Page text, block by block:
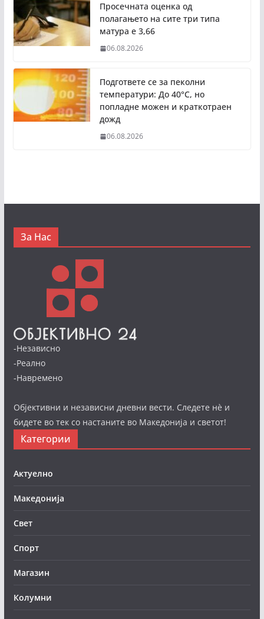
Просечната оценка од
полагањето на сите три типа
матура е 3,66
06.08.2026
Подгответе се за пеколни
температури: До 40°C, но
попладне можен и краткотраен
дожд
06.08.2026
За Нас
-Независно
-Реално
-Навремено
Објективни и независни дневни вести. Следете нè и
бидете во тек со настаните во Македонија и светот!
Категории
Актуелно
Македонија
Свет
Спорт
Магазин
Колумни